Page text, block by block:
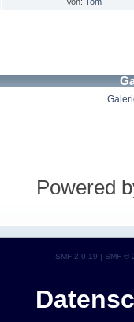
Powered
SMF 2.0.19 | SMF ©